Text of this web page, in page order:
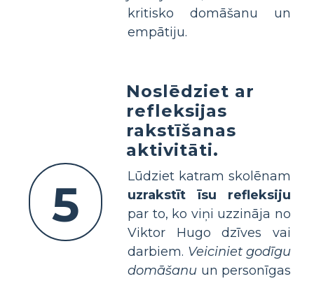
kritisko domāšanu un
empātiju.
5
Noslēdziet ar
refleksijas
rakstīšanas
aktivitāti.
Lūdziet katram skolēnam
uzrakstīt īsu refleksiju
par to, ko viņi uzzināja no
Viktor Hugo dzīves vai
darbiem. Veiciniet godīgu
domāšanu un personīgas